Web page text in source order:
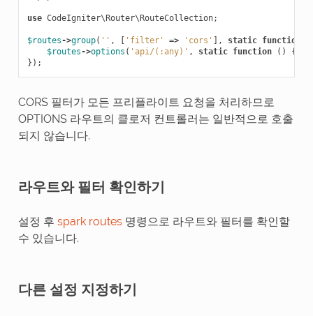
use CodeIgniter\Router\RouteCollection;
$routes->group( '' , [ 'filter' => 'cors' ], static function
$routes->options ( 'api/(:any)' , static function ()
{});
});
CORS 필터가 모든 프리플라이트 요청을 처리하므로
OPTIONS 라우트의 클로저 컨트롤러는 일반적으로 호출
되지 않습니다.
라우트와 필터 확인하기
설정 후 spark routes명령으로 라우트와 필터를 확인할
수 있습니다.
다른 설정 지정하기